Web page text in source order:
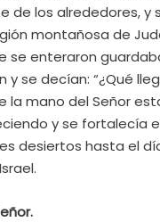
de los alrededores, y
montañosa de
se enteraron
y se decían: “¿Qué
la mano del Señor
y se fortalecía
desiertos hasta el